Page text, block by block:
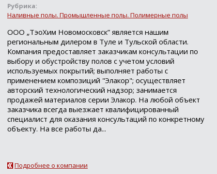
Рубрика:
Наливные полы. Промышленные полы. Полимерные полы
ООО „ТэоХим Новомосковск” является нашим
региональным дилером в Туле и Тульской области.
Компания предоставляет заказчикам консультации по
выбору и обустройству полов с учетом условий
используемых покрытий; выполняет работы с
применением композиций "Элакор"; осуществляет
авторский технологический надзор; занимается
продажей материалов серии Элакор. На любой объект
заказчика всегда выезжает квалифицированный
специалист для оказания консультаций по конкретному
объекту. На все работы да...
Подробнее о компании